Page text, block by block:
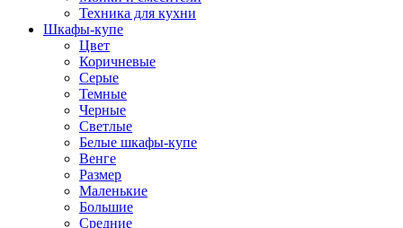
Техника для кухни
Шкафы-купе
Цвет
Коричневые
Серые
Темные
Черные
Светлые
Белые шкафы-купе
Венге
Размер
Маленькие
Большие
Средние